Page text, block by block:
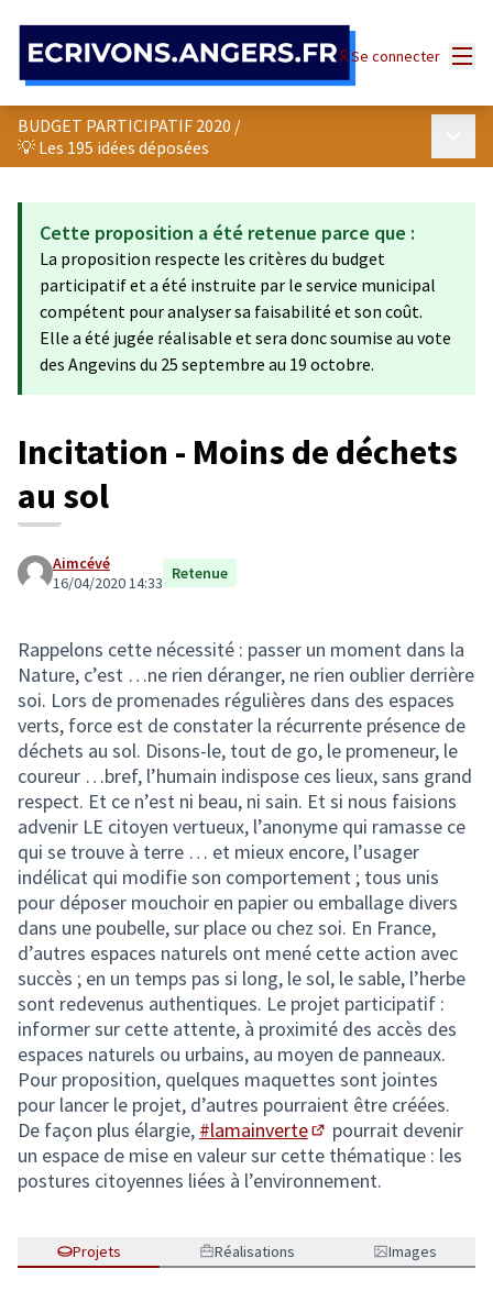
Se connecter
BUDGET PARTICIPATIF 2020 /
💡 Les 195 idées déposées
Cette proposition a été retenue parce que :
La proposition respecte les critères du budget
participatif et a été instruite par le service municipal
compétent pour analyser sa faisabilité et son coût.
Elle a été jugée réalisable et sera donc soumise au vote
des Angevins du 25 septembre au 19 octobre.
Incitation - Moins de déchets
au sol
Aimcévé
16/04/2020 14:33 Retenue
Rappelons cette nécessité : passer un moment dans la
Nature, c’est …ne rien déranger, ne rien oublier derrière
soi. Lors de promenades régulières dans des espaces
verts, force est de constater la récurrente présence de
déchets au sol. Disons-le, tout de go, le promeneur, le
coureur …bref, l’humain indispose ces lieux, sans grand
respect. Et ce n’est ni beau, ni sain. Et si nous faisions
advenir LE citoyen vertueux, l’anonyme qui ramasse ce
qui se trouve à terre … et mieux encore, l’usager
indélicat qui modifie son comportement ; tous unis
pour déposer mouchoir en papier ou emballage divers
dans une poubelle, sur place ou chez soi. En France,
d’autres espaces naturels ont mené cette action avec
succès ; en un temps pas si long, le sol, le sable, l’herbe
sont redevenus authentiques. Le projet participatif :
informer sur cette attente, à proximité des accès des
espaces naturels ou urbains, au moyen de panneaux.
Pour proposition, quelques maquettes sont jointes
pour lancer le projet, d’autres pourraient être créées.
De façon plus élargie, #lamainverte
(S'ouvre dans un
pourrait devenir
un espace de mise en valeur sur cette thématique : les
postures citoyennes liées à l’environnement.
Projets Réalisations Images